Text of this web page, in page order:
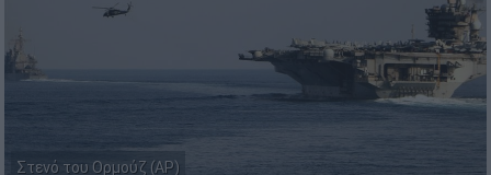
Στενό του Ορμούζ (AP)